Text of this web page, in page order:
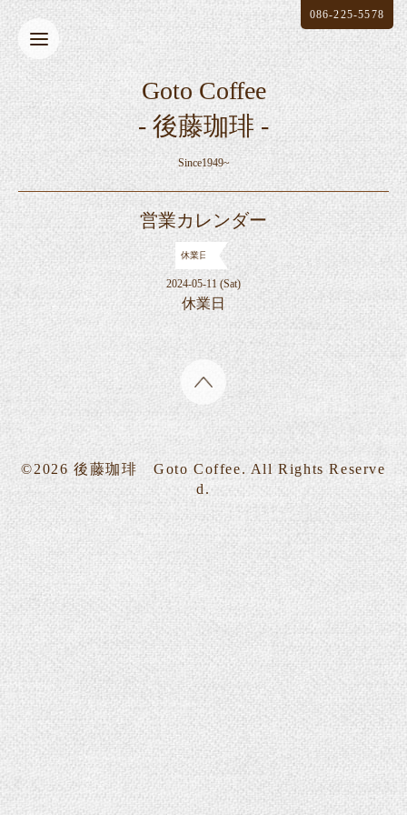
Goto Coffee
- 後藤珈琲 -
Since1949~
086-225-5578
営業カレンダー
休業日
2024-05-11 (Sat)
休業日
©2026 後藤珈琲 Goto Coffee. All Rights Reserve
d.